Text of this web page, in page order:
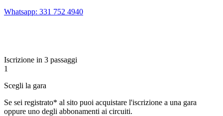
Whatsapp: 331 752 4940
Iscrizione in 3 passaggi
1
Scegli la gara
Se sei registrato* al sito puoi acquistare l'iscrizione a una gara
oppure uno degli abbonamenti ai circuiti.